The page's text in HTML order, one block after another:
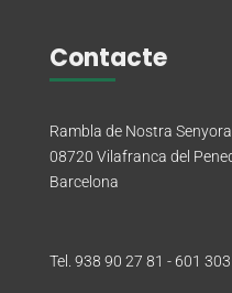
Contacte
Rambla de Nostra
08720 Vilafranca del
Barcelona
Tel. 938 90 27 81 - 601